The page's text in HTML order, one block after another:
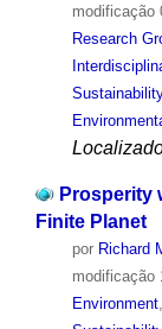
modificação
Research
Sustainability
Prosperity
Finite Planet
por Richard
modificação
Environment,